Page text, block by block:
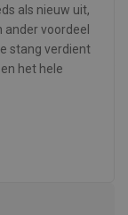
als nieuw uit,
ander voordeel
stang verdient
het hele